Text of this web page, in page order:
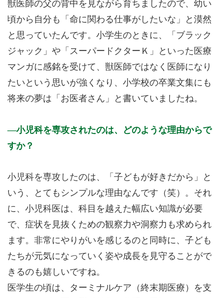
獣医師の父の背中を見ながら育ちましたので、幼い
頃から自分も「命に関わる仕事がしたいな」と漠然
と思っていたんです。小学生のときに、「ブラック
ジャック」や「スーパードクターＫ」といった医療
マンガに感銘を受けて、獣医師ではなく医師になり
たいという思いが強くなり、小学校の卒業文集にも
将来の夢は「お医者さん」と書いていましたね。
小児科を専攻されたのは、どのような理由からで
すか？
小児科を専攻したのは、「子どもが好きだから」と
いう、とてもシンプルな理由なんです（笑）。それ
に、小児科医は、科目を越えた幅広い知識が必要
で、症状を見抜くための観察力や洞察力も求められ
ます。非常にやりがいを感じるのと同時に、子ども
たちが元気になっていく姿や成長を見守ることがで
きるのも嬉しいですね。
医学生の頃は、ターミナルケア（終末期医療）を支